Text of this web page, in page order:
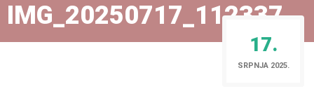
IMG_20250717_112337
17.
SRPNJA 2025.